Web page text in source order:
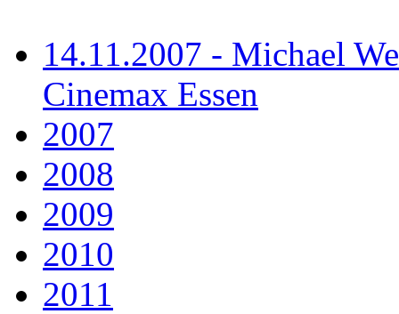
14.11.2007 - Michael
Cinemax Essen
2007
2008
2009
2010
2011